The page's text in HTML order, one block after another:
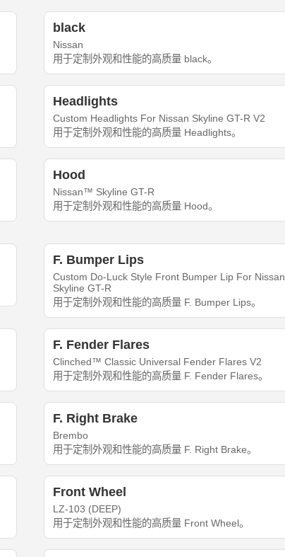
black
Nissan
用于定制外观和性能的高质量 black。
Headlights
Custom Headlights For Nissan Skyline GT-R V2
用于定制外观和性能的高质量 Headlights。
Hood
Nissan™ Skyline GT-R
用于定制外观和性能的高质量 Hood。
F. Bumper Lips
Custom Do-Luck Style Front Bumper Lip For Nissan
Skyline GT-R
用于定制外观和性能的高质量 F. Bumper Lips。
F. Fender Flares
Clinched™ Classic Universal Fender Flares V2
用于定制外观和性能的高质量 F. Fender Flares。
F. Right Brake
Brembo
用于定制外观和性能的高质量 F. Right Brake。
Front Wheel
LZ-103 (DEEP)
用于定制外观和性能的高质量 Front Wheel。